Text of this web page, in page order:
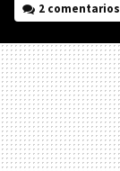
2 comentarios